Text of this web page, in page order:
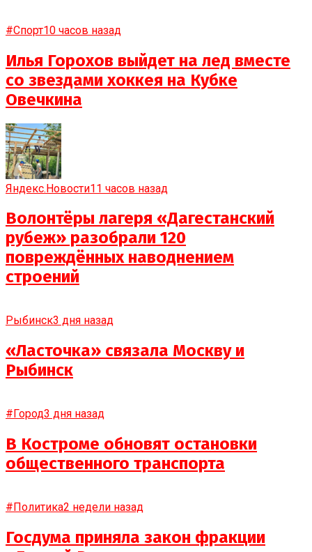
#Спорт10 часов назад
Илья Горохов выйдет на лед вместе
со звездами хоккея на Кубке
Овечкина
Яндекс.Новости11 часов назад
Волонтёры лагеря «Дагестанский
рубеж» разобрали 120
повреждённых наводнением
строений
Рыбинск3 дня назад
«Ласточка» связала Москву и
Рыбинск
#Город3 дня назад
В Костроме обновят остановки
общественного транспорта
#Политика2 недели назад
Госдума приняла закон фракции